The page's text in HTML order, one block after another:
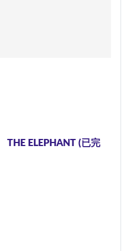
THE ELEPHANT (已完